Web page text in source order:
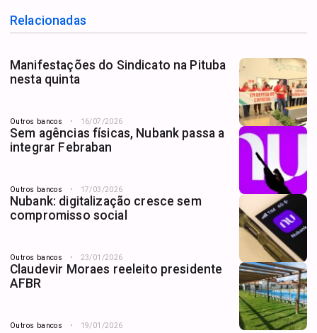
Relacionadas
Manifestações do Sindicato na Pituba
nesta quinta
Outros bancos 16/07/2026
Sem agências físicas, Nubank passa a
integrar Febraban
Outros bancos 17/03/2026
Nubank: digitalização cresce sem
compromisso social
Outros bancos 23/01/2026
Claudevir Moraes reeleito presidente
AFBR
Outros bancos 19/01/2026